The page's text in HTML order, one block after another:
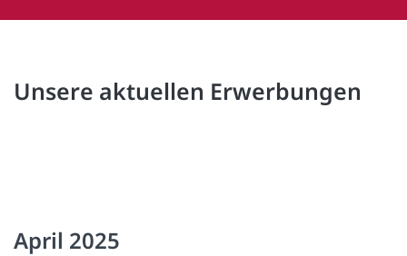
Unsere aktuellen Erwerbungen
April 2025